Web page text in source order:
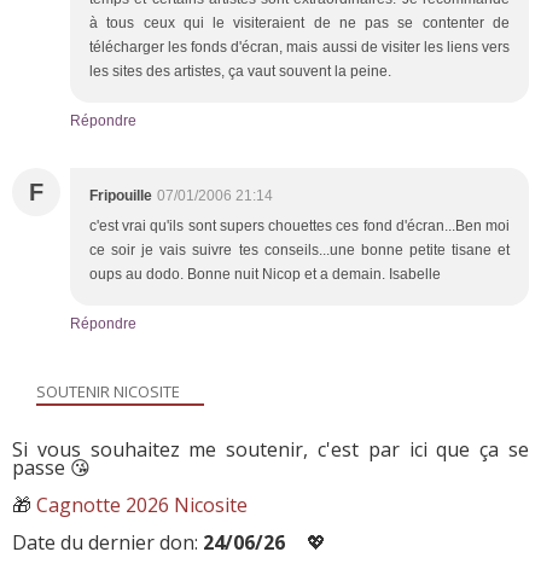
à tous ceux qui le visiteraient de ne pas se contenter de
télécharger les fonds d'écran, mais aussi de visiter les liens vers
les sites des artistes, ça vaut souvent la peine.
Répondre
F Fripouille 07/01/2006 21:14
c'est vrai qu'ils sont supers chouettes ces fond d'écran...Ben moi
ce soir je vais suivre tes conseils...une bonne petite tisane et
oups au dodo. Bonne nuit Nicop et a demain. Isabelle
Répondre
SOUTENIR NICOSITE
Si vous souhaitez me soutenir, c'est par ici que ça se
passe 😘
🎁 Cagnotte 2026 Nicosite
Date du dernier don: 24/06/26 💖